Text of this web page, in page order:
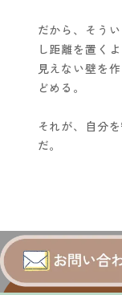
だから、そう
し距離を置く
見えない壁を
どめる。
それが、自分
だ。